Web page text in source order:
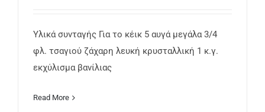
Υλικά συνταγής Για το κέικ 5 αυγά μεγάλα 3/4
φλ. τσαγιού ζάχαρη λευκή κρυσταλλική 1 κ.γ.
εκχύλισμα βανίλιας
Read More